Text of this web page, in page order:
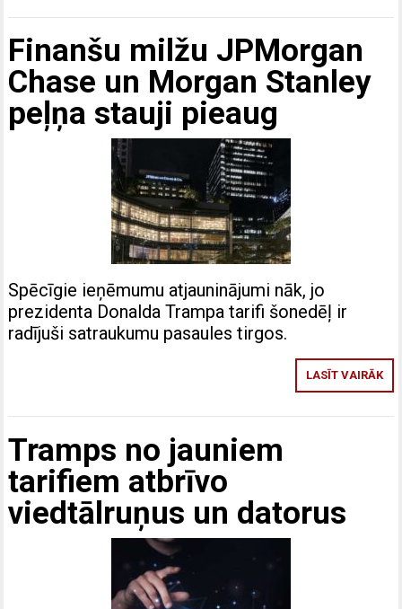
Finanšu milžu JPMorgan
Chase un Morgan Stanley
peļņa stauji pieaug
Spēcīgie ieņēmumu atjauninājumi nāk, jo
prezidenta Donalda Trampa tarifi šonedēļ ir
radījuši satraukumu pasaules tirgos.
LASĪT VAIRĀK
Tramps no jauniem
tarifiem atbrīvo
viedtālruņus un datorus